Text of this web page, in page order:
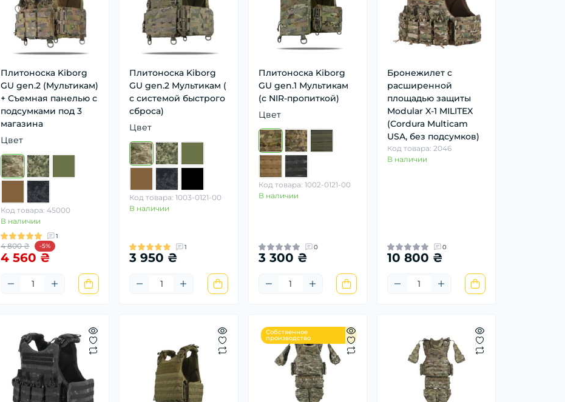
Плитоноска Kiborg
GU gen.2 (Мультикам)
+ Съемная панелью с
подсумками под 3
магазина
Цвет
Код товара: 45000
В наличии
1
4 800 ₴ -5%
4 560 ₴
Плитоноска Kiborg
GU gen.2 Мультикам (
с системой быстрого
сброса)
Цвет
Код товара: 1003-0121-00
В наличии
1
3 950 ₴
Плитоноска Kiborg
GU gen.1 Мультикам
(с NIR-пропиткой)
Цвет
Код товара: 1002-0121-00
В наличии
0
3 300 ₴
Бронежилет с
расширенной
площадью защиты
Modular X-1 MILITEX
(Cordura Multicam
USA, без подсумков)
Код товара: 2046
В наличии
0
10 800 ₴
Собственное
производство